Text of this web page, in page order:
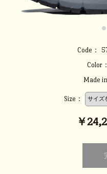
Code：
Color：
Made in
Size：
￥